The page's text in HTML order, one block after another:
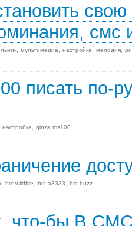
смс
мультимедиа настройка мелодия
писать по-
настройка ginza ms100
htc wildfire htc a3333 htc buzz
что-бы В